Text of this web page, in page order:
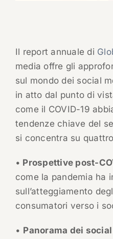
Il report annuale di
media offre gli
sul mondo dei social
in atto dal punto di
come il COVID-19
tendenze chiave del
si concentra su
• Prospettive post-
come la pandemia ha
sull’atteggiamento
consumatori verso i
• Panorama dei